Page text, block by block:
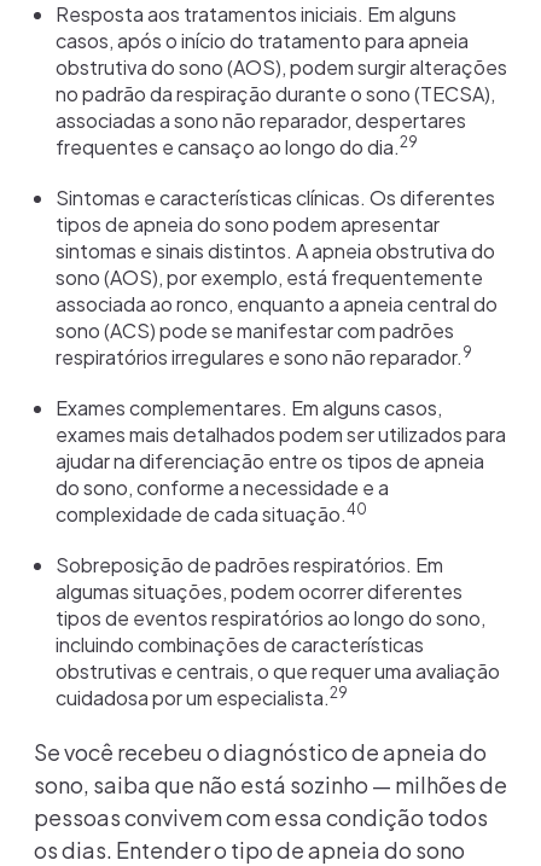
Resposta aos tratamentos iniciais. Em alguns
casos, após o início do tratamento para apneia
obstrutiva do sono (AOS), podem surgir alterações
no padrão da respiração durante o sono (TECSA),
associadas a sono não reparador, despertares
frequentes e cansaço ao longo do dia.29
Sintomas e características clínicas. Os diferentes
tipos de apneia do sono podem apresentar
sintomas e sinais distintos. A apneia obstrutiva do
sono (AOS), por exemplo, está frequentemente
associada ao ronco, enquanto a apneia central do
sono (ACS) pode se manifestar com padrões
respiratórios irregulares e sono não reparador. 9
Exames complementares. Em alguns casos,
exames mais detalhados podem ser utilizados para
ajudar na diferenciação entre os tipos de apneia
do sono, conforme a necessidade e a
complexidade de cada situação.40
Sobreposição de padrões respiratórios. Em
algumas situações, podem ocorrer diferentes
tipos de eventos respiratórios ao longo do sono,
incluindo combinações de características
obstrutivas e centrais, o que requer uma avaliação
cuidadosa por um especialista.29
Se você recebeu o diagnóstico de apneia do
sono, saiba que não está sozinho — milhões de
pessoas convivem com essa condição todos
os dias. Entender o tipo de apneia do sono